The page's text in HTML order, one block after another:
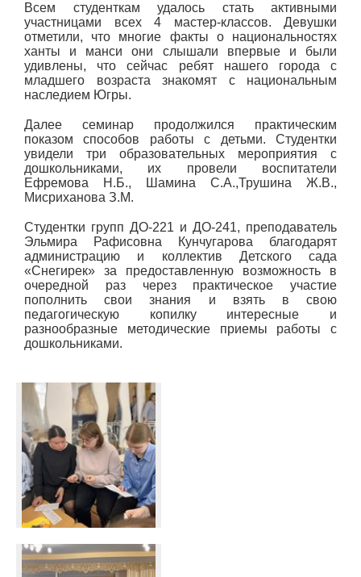
Всем студенткам удалось стать активными
участницами всех 4 мастер-классов. Девушки
отметили, что многие факты о национальностях
ханты и манси они слышали впервые и были
удивлены, что сейчас ребят нашего города с
младшего возраста знакомят с национальным
наследием Югры.
Далее семинар продолжился практическим
показом способов работы с детьми. Студентки
увидели три образовательных мероприятия с
дошкольниками, их провели воспитатели
Ефремова Н.Б., Шамина С.А.,Трушина Ж.В.,
Мисриханова З.М.
Студентки групп ДО-221 и ДО-241, преподаватель
Эльмира Рафисовна Кунчугарова благодарят
администрацию и коллектив Детского сада
«Снегирек» за предоставленную возможность в
очередной раз через практическое участие
пополнить свои знания и взять в свою
педагогическую копилку интересные и
разнообразные методические приемы работы с
дошкольниками.